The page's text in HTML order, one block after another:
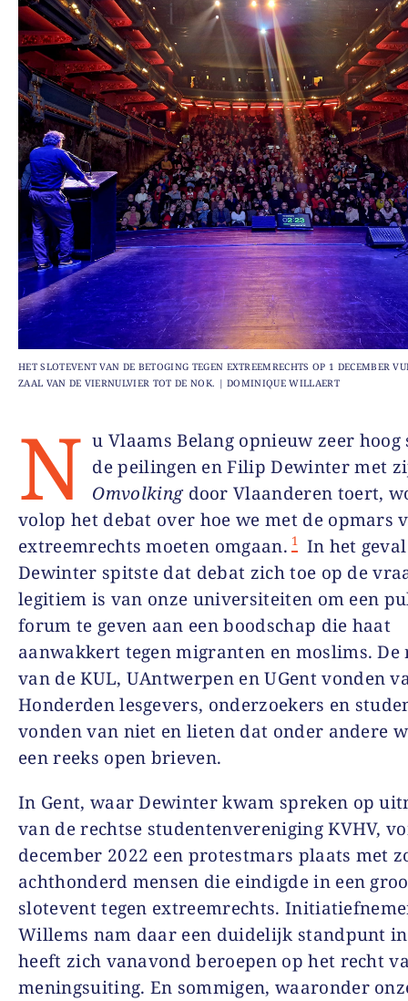
HET SLOTEVENT VAN DE BETOGING TEGEN EXTREEMRECHTS OP 1 DECEMBER
ZAAL VAN DE VIERNULVIER TOT DE NOK. | DOMINIQUE WILLAERT
N u Vlaams Belang opnieuw zeer
de peilingen en Filip Dewinter met
Omvolkingdoor Vlaanderen toert,
volop het debat over hoe we met de opmars
extreemrechts moeten omgaan. 1 In het
Dewinter spitste dat debat zich toe op de
legitiem is van onze universiteiten om een
forum te geven aan een boodschap die haat
aanwakkert tegen migranten en moslims. De
van de KUL, UAntwerpen en UGent vonden
Honderden lesgevers, onderzoekers en
vonden van niet en lieten dat onder andere
een reeks open brieven.
In Gent, waar Dewinter kwam spreken op
van de rechtse studentenvereniging KVHV,
december 2022 een protestmars plaats met
achthonderd mensen die eindigde in een
slotevent tegen extreemrechts.
Willems nam daar een duidelijk standpunt
heeft zich vanavond beroepen op het recht
meningsuiting. En sommigen, waaronder